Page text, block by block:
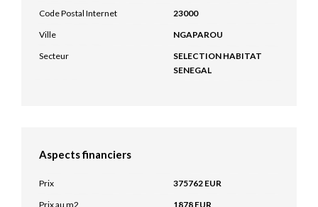
Code Postal Internet
23000
Ville
NGAPAROU
Secteur
SELECTION HABITAT
SENEGAL
Aspects financiers
Prix
375762 EUR
Prix au m2
1878 EUR